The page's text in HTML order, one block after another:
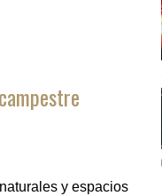
y espacios